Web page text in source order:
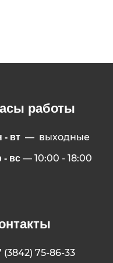
работы
- вт — выходные
- вс — 10:00 - 18:00
(3842) 75-86-33